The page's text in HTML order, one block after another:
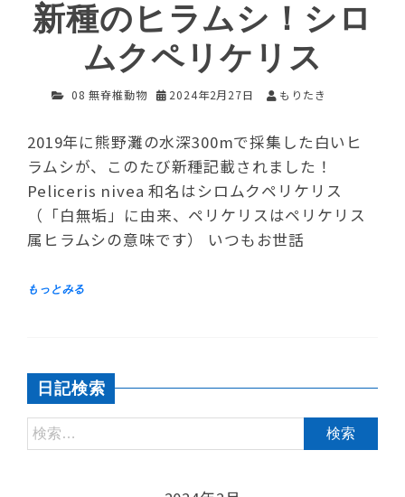
新種のヒラムシ！シロ
ムクペリケリス
08 無脊椎動物 2024年2月27日 もりたき
2019年に熊野灘の水深300mで採集した白いヒ
ラムシが、このたび新種記載されました！
Peliceris nivea 和名はシロムクペリケリス
（「白無垢」に由来、ペリケリスはペリケリス
属ヒラムシの意味です） いつもお世話
日記検索